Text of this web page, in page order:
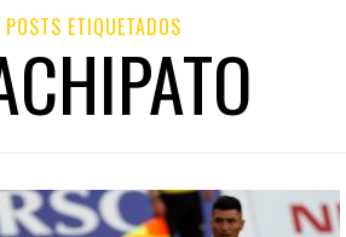
ETIQUETADOS